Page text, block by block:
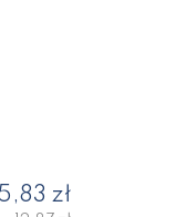
zł